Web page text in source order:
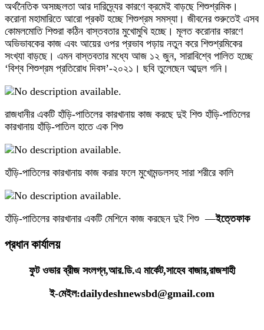
অর্থনৈতিক অসচ্ছলতা আর দারিদ্র্যের কারণে ক্রমেই বাড়ছে শিশুশ্রমিক।
করোনা মহামারিতে আরো প্রকট হচ্ছে শিশুশ্রম সমস্যা। জীবনের শুরুতেই এসব
কোমলমোতি শিশুরা কঠিন বাস্তবতার মুখোমুখি হচ্ছে। মূলত করোনার কারণে
অভিভাবকের কাজ এবং আয়ের ওপর প্রভাব পড়ায় নতুন করে শিশুশ্রমিকের
সংখ্যা বাড়ছে। এমন বাস্তবতার মধ্যে আজ ১২ জুন, সারাবিশ্বে পালিত হচ্ছে
‘বিশ্ব শিশুশ্রম প্রতিরোধ দিবস’-২০২১। ছবি তুলেছেন আব্দুল গনি।
রাজধানীর একটি হাঁড়ি-পাতিলের কারখানায় কাজ করছে দুই শিশু হাঁড়ি-পাতিলের
কারখানায় হাঁড়ি-পাতিল হাতে এক শিশু
হাঁড়ি-পাতিলের কারখানায় কাজ করার ফলে মুখোমন্ডলসহ সারা শরীরে কালি
হাঁড়ি-পাতিলের কারখানার একটি মেশিনে কাজ করছেন দুই শিশু —ইত্তেফাক
প্রধান কার্যালয়
ফুট ওভার ব্রীজ সংলগ্ন,আর.ডি.এ মার্কেট,সাহেব বাজার,রাজশাহী
ই-মেইল:dailydeshnewsbd@gmail.com